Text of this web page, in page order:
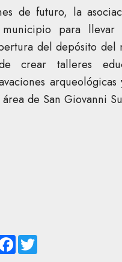
de futuro, la
para
del depósito del
crear talleres
arqueológicas
de San Giovanni
F
a
c